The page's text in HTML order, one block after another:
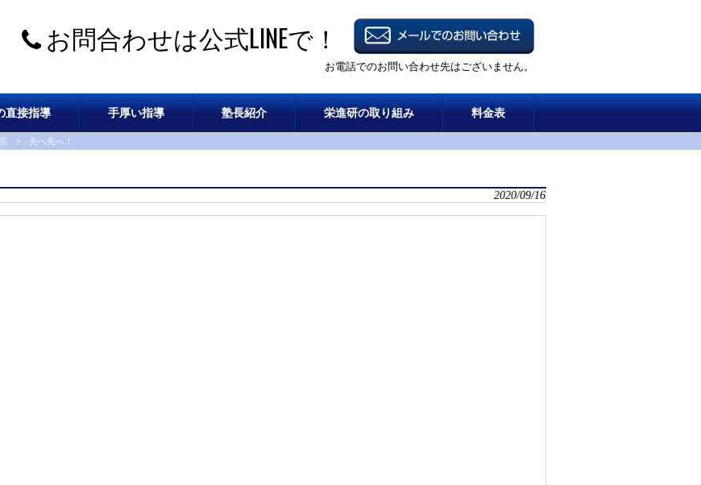
お問合わせは公式LINEで！
お電話でのお問い合わせ先はございません。
直接指導 手厚い指導 塾長紹介 栄進研の取り組み 料金表
> 先へ先へ！
2020/09/16